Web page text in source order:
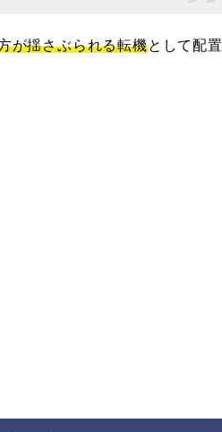
が揺さぶられる転機として配置